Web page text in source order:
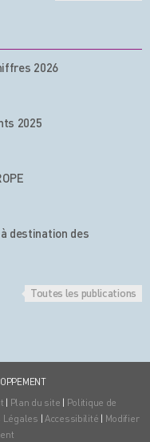
2026
2025
destination des
Toutes les publications
| Plan du site | Politique de
Légales | Accessibilité | Modifier